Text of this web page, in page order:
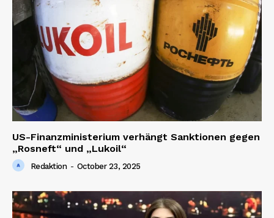
News Week
Magazine PRO
US-Finanzministerium verhängt Sanktionen gegen
„Rosneft“ und „Lukoil“
Redaktion - October 23, 2025